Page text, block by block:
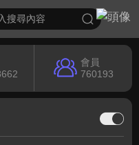
會員
760193